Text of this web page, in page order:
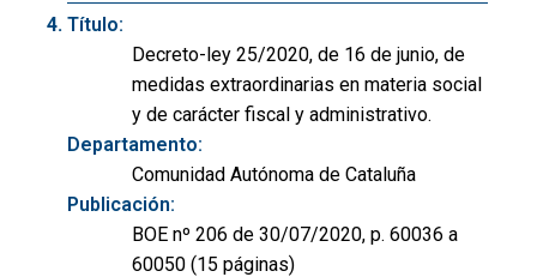
Título:
Decreto-ley 25/2020, de 16 de junio, de
medidas extraordinarias en materia social
y de carácter fiscal y administrativo.
Departamento:
Comunidad Autónoma de Cataluña
Publicación:
BOE nº 206 de 30/07/2020, p. 60036 a
60050 (15 páginas)